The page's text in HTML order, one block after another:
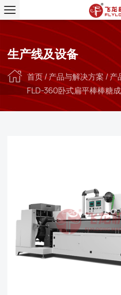
生产线及设备
首页/产品与解决方案/产
FLD-360卧式扁平棒棒糖